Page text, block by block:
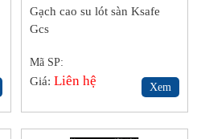
Gạch cao su lót sàn Ksafe
Gcs
Mã SP:
Giá:Liên hệ Xem